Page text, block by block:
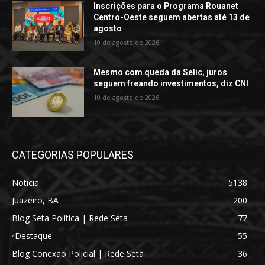
Inscrições para o Programa Rouanet
Centro-Oeste seguem abertas até 13 de
agosto
10 de agosto de 2026
Mesmo com queda da Selic, juros
seguem freando investimentos, diz CNI
10 de agosto de 2026
CATEGORIAS POPULARES
Notícia
5138
Juazeiro, BA
200
Blog Seta Política | Rede Seta
77
ᶻDestaque
55
Blog Conexão Policial | Rede Seta
36